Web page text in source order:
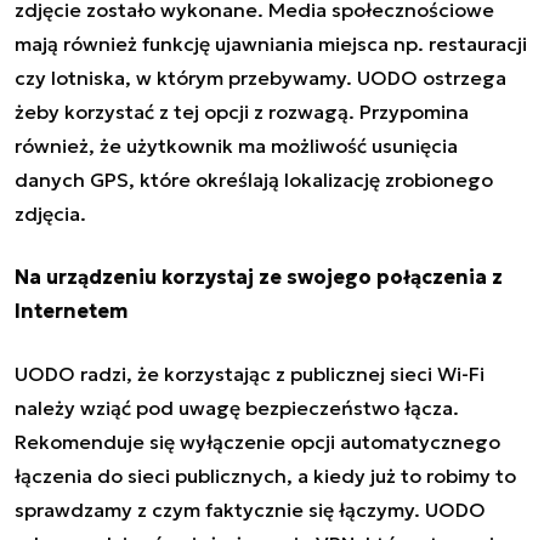
zdjęcie zostało wykonane. Media społecznościowe
mają również funkcję ujawniania miejsca np. restauracji
czy lotniska, w którym przebywamy. UODO ostrzega
żeby korzystać z tej opcji z rozwagą. Przypomina
również, że użytkownik ma możliwość usunięcia
danych GPS, które określają lokalizację zrobionego
zdjęcia.
Na urządzeniu korzystaj ze swojego połączenia z
Internetem
UODO radzi, że korzystając z publicznej sieci Wi-Fi
należy wziąć pod uwagę bezpieczeństwo łącza.
Rekomenduje się wyłączenie opcji automatycznego
łączenia do sieci publicznych, a kiedy już to robimy to
sprawdzamy z czym faktycznie się łączymy. UODO